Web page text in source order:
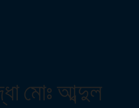
মোঃ আব্দুল